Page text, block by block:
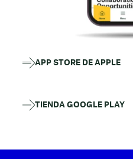
APP STORE DE APPLE
TIENDA GOOGLE PLAY